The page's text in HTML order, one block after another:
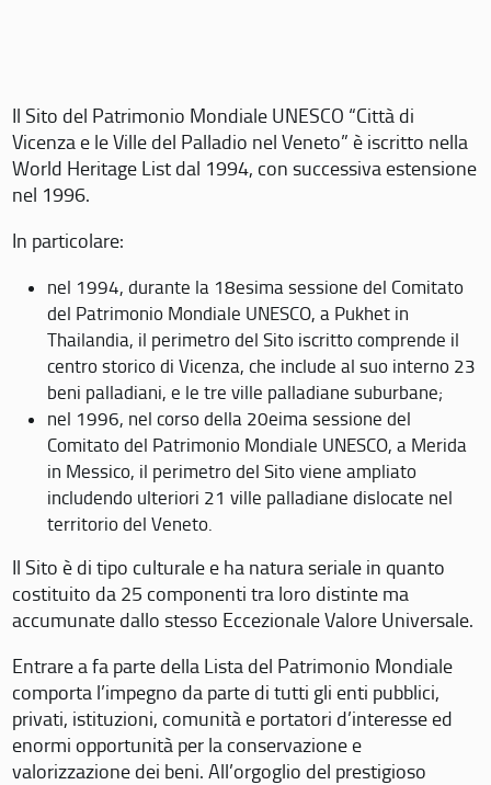
Il Sito del Patrimonio Mondiale UNESCO “Città di
Vicenza e le Ville del Palladio nel Veneto” è iscritto nella
World Heritage List dal 1994, con successiva estensione
nel 1996.
In particolare:
nel 1994, durante la 18esima sessione del Comitato
del Patrimonio Mondiale UNESCO, a Pukhet in
Thailandia, il perimetro del Sito iscritto comprende il
centro storico di Vicenza, che include al suo interno 23
beni palladiani, e le tre ville palladiane suburbane;
nel 1996, nel corso della 20eima sessione del
Comitato del Patrimonio Mondiale UNESCO, a Merida
in Messico, il perimetro del Sito viene ampliato
includendo ulteriori 21 ville palladiane dislocate nel
territorio del Veneto.
Il Sito è di tipo culturale e ha natura seriale in quanto
costituito da 25 componenti tra loro distinte ma
accumunate dallo stesso Eccezionale Valore Universale.
Entrare a fa parte della Lista del Patrimonio Mondiale
comporta l’impegno da parte di tutti gli enti pubblici,
privati, istituzioni, comunità e portatori d’interesse ed
enormi opportunità per la conservazione e
valorizzazione dei beni. All’orgoglio del prestigioso